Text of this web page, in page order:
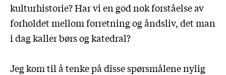
kulturhistorie? Har vi en god nok forståelse av
forholdet mellom forretning og åndsliv, det man
i dag kaller børs og katedral?
Jeg kom til å tenke på disse spørsmålene nylig